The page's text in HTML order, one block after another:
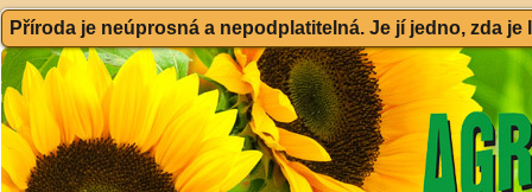
Příroda je neúprosná a nepodplatitelná. Je jí jedno, zda